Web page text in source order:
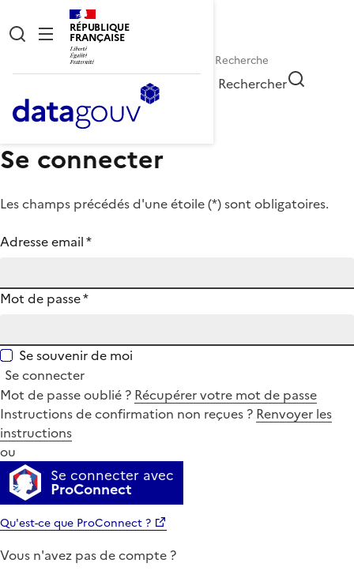
RÉPUBLIQUE
FRANÇAISE
Rechercher
Se connecter
Les champs précédés d'une étoile (*) sont obligatoires.
Adresse email*
Mot de passe*
Se souvenir de moi
Se connecter
Mot de passe oublié ? Récupérer votre mot de passe
Instructions de confirmation non reçues ? Renvoyer les
instructions
ou
Se connecter avec
ProConnect
Qu'est-ce que ProConnect ?
Vous n'avez pas de compte ?